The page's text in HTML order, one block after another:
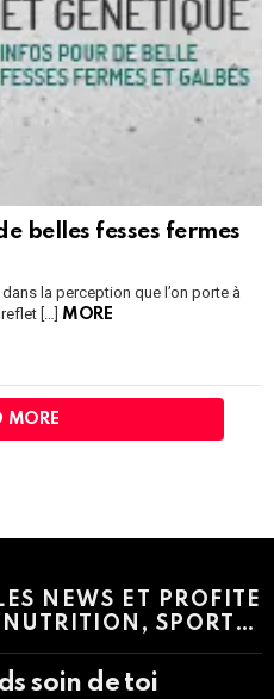
belles fesses fermes
la perception que l’on porte à
[…] MORE
MORE
NEWS ET PROFITE
NUTRITION, SPORT…
soin de toi